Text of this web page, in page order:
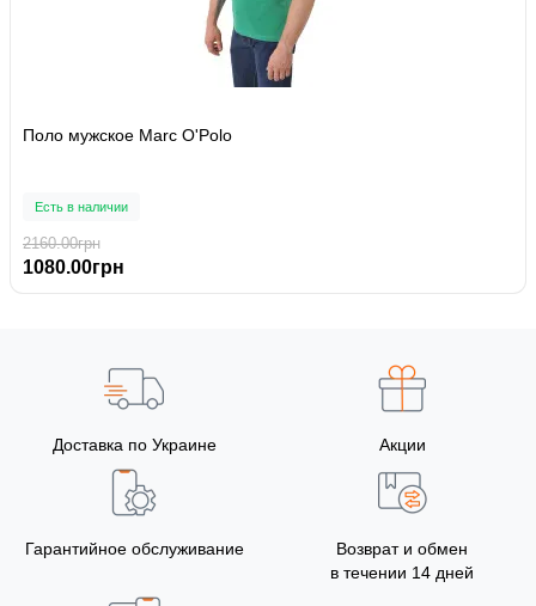
Поло мужское Marc O'Polo
Есть в наличии
2160.00грн
1080.00грн
Доставка по Украине Акции
Гарантийное обслуживание
Возврат и обмен
в течении 14 дней